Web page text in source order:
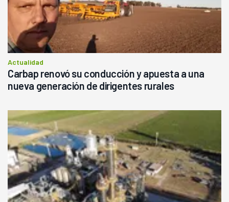
Actualidad
Carbap renovó su conducción y apuesta a una
nueva generación de dirigentes rurales